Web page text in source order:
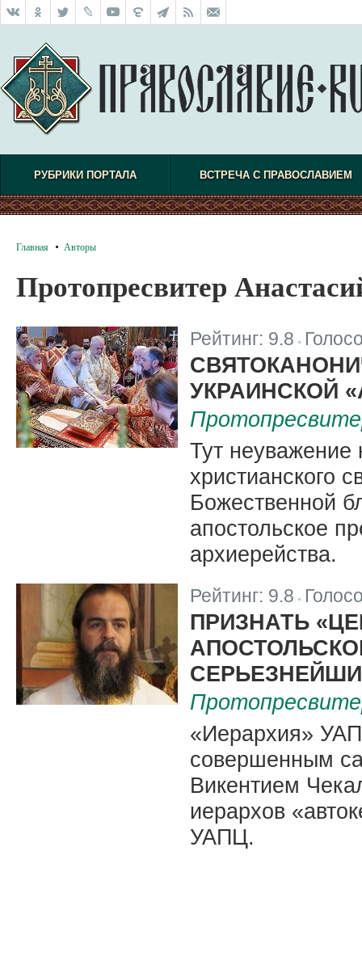
РУБРИКИ ПОРТАЛА ВСТРЕЧА С ПРАВОСЛАВИЕМ
Главная Авторы
Протопресвитер
Рейтинг: 9.8
УКРАИНСКОЙ
Тут неуважение
христианского
Божественной
апостольское
архиерейства.
Рейтинг: 9.8
ПРИЗНАТЬ
«Иерархия»
совершенным
Викентием
иерархов
УАПЦ.